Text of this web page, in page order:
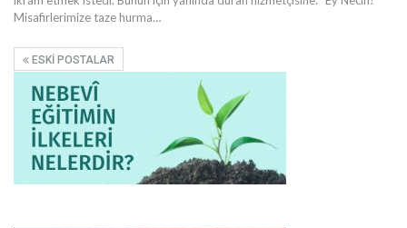
Misafirlerimize taze hurma…
ESKI POSTALAR